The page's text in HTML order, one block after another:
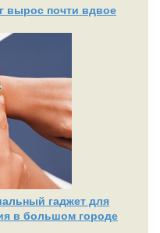
вырос почти вдвое
гаджет для
в большом городе